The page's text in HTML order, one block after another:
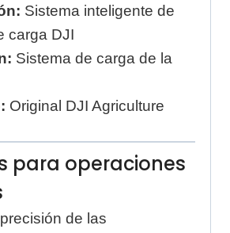
Sistema inteligente de
carga DJI
Sistema de carga de la
Original DJI Agriculture
para operaciones
de las